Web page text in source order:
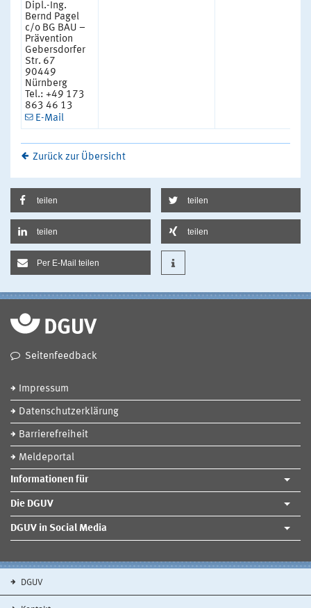
Dipl.-Ing.
Bernd Pagel
c/o BG BAU –
Prävention
Gebersdorfer
Str. 67
90449
Nürnberg
Tel.: +49 173
863 46 13
E-Mail
Zurück zur Übersicht
teilen teilen
teilen teilen
Per E-Mail teilen
Seitenfeedback
Impressum
Datenschutzerklärung
Barrierefreiheit
Meldeportal
Informationen für
Die DGUV
DGUV in Social Media
DGUV